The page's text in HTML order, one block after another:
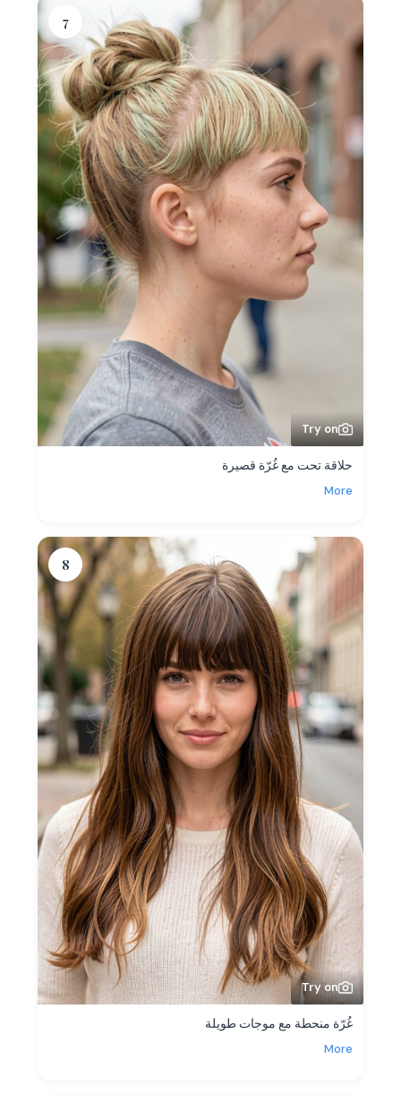
7
Try on
حلاقة تحت مع غُرّة قصيرة
More
8
Try on
غُرّة منحطة مع موجات طويلة
More